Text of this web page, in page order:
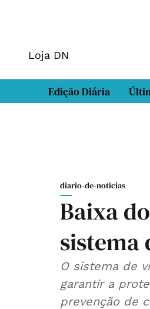
Loja DN
Edição Diária
diario-de-noticias
Baixa
sistema
O sistema de
garantir a
prevenção de